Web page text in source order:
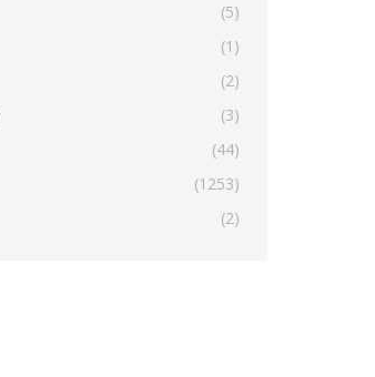
(5)
(1)
(2)
(3)
(44)
(1253)
(2)